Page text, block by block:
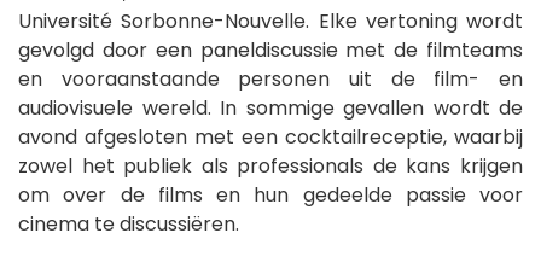
Université Sorbonne-Nouvelle. Elke vertoning wordt
gevolgd door een paneldiscussie met de filmteams
en vooraanstaande personen uit de film- en
audiovisuele wereld. In sommige gevallen wordt de
avond afgesloten met een cocktailreceptie, waarbij
zowel het publiek als professionals de kans krijgen
om over de films en hun gedeelde passie voor
cinema te discussiëren.